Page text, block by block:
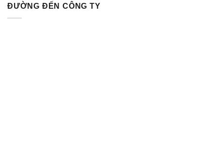
ĐƯỜNG ĐẾN CÔNG TY